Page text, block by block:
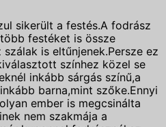
sikerült a festés.A fodrász
festéket is össze
is eltűnjenek.Persze ez
színhez közel se
inkább sárgás színű,a
barna,mint szőke.Ennyi
ember is megcsinálta
nem szakmája a